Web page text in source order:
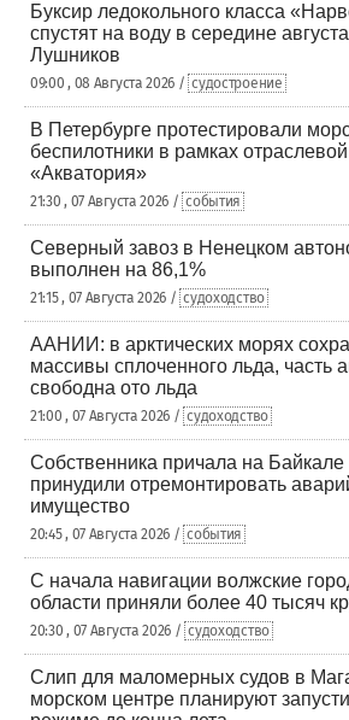
Буксир ледокольного класса
спустят на воду в середине
Лушников
09:00 , 08 Августа 2026 / судостроение
В Петербурге протестировали
беспилотники в рамках
«Акватория»
21:30 , 07 Августа 2026 / события
Северный завоз в Ненецком
выполнен на 86,1%
21:15 , 07 Августа 2026 / судоходство
ААНИИ: в арктических морях
массивы сплоченного льда, часть
свободна ото льда
21:00 , 07 Августа 2026 / судоходство
Собственника причала на Байкале
принудили отремонтировать
имущество
20:45 , 07 Августа 2026 / события
С начала навигации волжские
области приняли более 40 тысяч
20:30 , 07 Августа 2026 / судоходство
Слип для маломерных судов в
морском центре планируют